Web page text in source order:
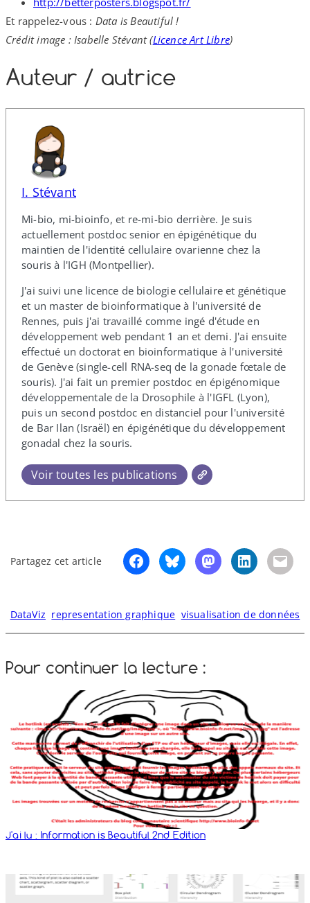
Et rappelez-​vous : Data is Beautiful !
Crédit image : Isabelle Stévant (Licence Art Libre)
Auteur /​ autrice
I. Stévant
Mi-​bio, mi-​bioinfo, et re-​mi-​bio derrière. Je suis
actuellement postdoc senior en épigénétique du
maintien de l'identité cellulaire ovarienne chez la
souris à l'IGH (Montpellier).
J'ai suivi une licence de biologie cellulaire et génétique
et un master de bioinformatique à l'université de
Rennes, puis j'ai travaillé comme ingé d'étude en
développement web pendant 1 an et demi. J'ai ensuite
effectué un doctorat en bioinformatique à l'université
de Genève (single-​cell RNA-​seq de la gonade fœtale de
souris). J'ai fait un premier postdoc en épigénomique
développementale de la Drosophile à l'IGFL (Lyon),
puis un second postdoc en distanciel pour l'université
de Bar Ilan (Israël) en épigénétique du développement
gonadal chez la souris.
Voir toutes les publications
Partagez cet article
DataViz representation graphique visualisation de données
Pour continuer la lecture :
J'ai lu : Information is Beautiful 2nd Edition